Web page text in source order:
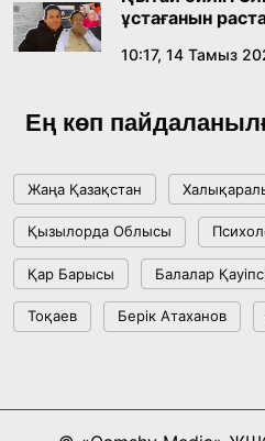
18:16, 20 Шілде 2026
жетістіктері мен даму
Мемлекет басшысы
күйіне назар аударды
18:22, 17 Шілде 2026
10:28, 15 Шілде 2026
ұстағанын
10:17, 14 Тамыз
Ең көп
Жаңа Қазақстан
Қызылорда Облысы
Қар Барысы Балалар
Тоқаев Берік Атаханов